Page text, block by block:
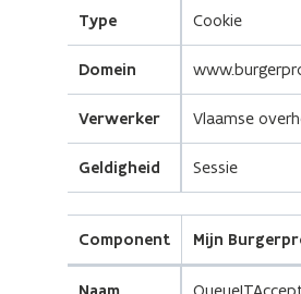
Type Cookie
Domein
Verwerker Vlaamse
Geldigheid Sessie
Component Mijn